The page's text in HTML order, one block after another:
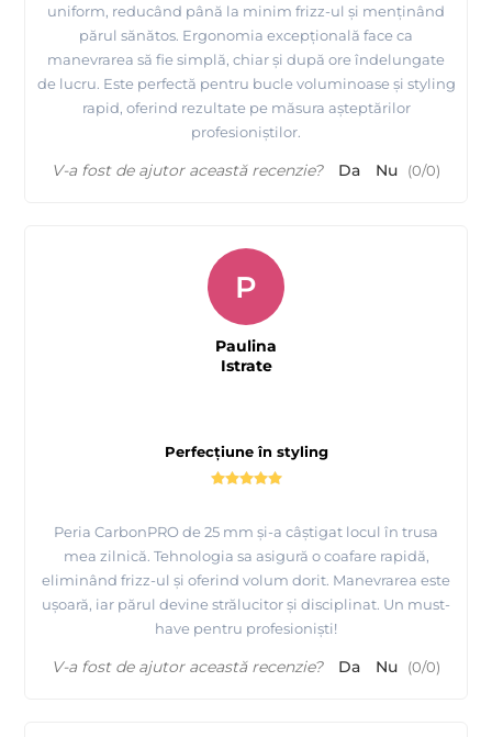
uniform, reducând până la minim frizz-ul și menținând
părul sănătos. Ergonomia excepțională face ca
manevrarea să fie simplă, chiar și după ore îndelungate
de lucru. Este perfectă pentru bucle voluminoase și styling
rapid, oferind rezultate pe măsura așteptărilor
profesioniștilor.
V-a fost de ajutor această recenzie? Da Nu (0/0)
Perfecțiune în styling
Peria CarbonPRO de 25 mm și-a câștigat locul în trusa
mea zilnică. Tehnologia sa asigură o coafare rapidă,
eliminând frizz-ul și oferind volum dorit. Manevrarea este
ușoară, iar părul devine strălucitor și disciplinat. Un must-
have pentru profesioniști!
P
Paulina
Istrate
V-a fost de ajutor această recenzie? Da Nu (0/0)